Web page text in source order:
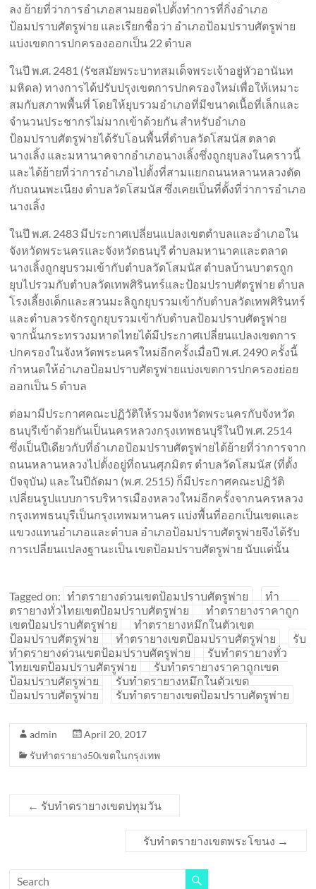
ลง ย้ายที่ว่าการอำเภอสามยอดไปตั้งทำการที่กิ่งอำเภอ
ป้อมปราบศัตรูพ่าย และเรียกชื่อว่า อำเภอป้อมปราบศัตรูพ่าย
แบ่งเขตการปกครองออกเป็น 22 ตำบล
ในปี พ.ศ. 2481 (รัชสมัยพระบาทสมเด็จพระเจ้าอยู่หัวอานันท
มหิดล) ทางการได้ปรับปรุงเขตการปกครองใหม่เพื่อให้เหมาะ
สมกับสภาพพื้นที่ โดยให้ยุบรวมอำเภอที่มีขนาดเนื้อที่เล็กและ
จำนวนประชากรไม่มากเข้าด้วยกัน สำหรับอำเภอ
ป้อมปราบศัตรูพ่ายได้รับโอนพื้นที่ตำบลวัดโสมนัส ตลาด
นางเลิ้ง และมหานาคจากอำเภอนางเลิ้งซึ่งถูกยุบลงในคราวนี้
และได้ย้ายที่ว่าการอำเภอไปตั้งที่สามแยกถนนหลานหลวงตัด
กับถนนพะเนียง ตำบลวัดโสมนัส ซึ่งเคยเป็นที่ตั้งที่ว่าการอำเภอ
นางเลิ้ง
ในปี พ.ศ. 2483 มีประกาศเปลี่ยนแปลงเขตตำบลและอำเภอใน
จังหวัดพระนครและจังหวัดธนบุรี ตำบลมหานาคและตลาด
นางเลิ้งถูกยุบรวมเข้ากับตำบลวัดโสมนัส ตำบลบ้านบาตรถูก
ยุบไปรวมกับตำบลวัดเทพศิรินทร์และป้อมปราบศัตรูพ่าย ตำบล
โรงเลี้ยงเด็กและสวนมะลิถูกยุบรวมเข้ากับตำบลวัดเทพศิรินทร์
และตำบลวรจักรถูกยุบรวมเข้ากับตำบลป้อมปราบศัตรูพ่าย
จากนั้นกระทรวงมหาดไทยได้มีประกาศเปลี่ยนแปลงเขตการ
ปกครองในจังหวัดพระนครใหม่อีกครั้งเมื่อปี พ.ศ. 2490 ครั้งนี้
กำหนดให้อำเภอป้อมปราบศัตรูพ่ายแบ่งเขตการปกครองย่อย
ออกเป็น 5 ตำบล
ต่อมามีประกาศคณะปฏิวัติให้รวมจังหวัดพระนครกับจังหวัด
ธนบุรีเข้าด้วยกันเป็นนครหลวงกรุงเทพธนบุรีในปี พ.ศ. 2514
ซึ่งเป็นปีเดียวกับที่อำเภอป้อมปราบศัตรูพ่ายได้ย้ายที่ว่าการจาก
ถนนหลานหลวงไปตั้งอยู่ที่ถนนศุภมิตร ตำบลวัดโสมนัส (ที่ตั้ง
ปัจจุบัน) และในปีถัดมา (พ.ศ. 2515) ก็มีประกาศคณะปฏิวัติ
เปลี่ยนรูปแบบการบริหารเมืองหลวงใหม่อีกครั้งจากนครหลวง
กรุงเทพธนบุรีเป็นกรุงเทพมหานคร แบ่งพื้นที่ออกเป็นเขตและ
แขวงแทนอำเภอและตำบล อำเภอป้อมปราบศัตรูพ่ายจึงได้รับ
การเปลี่ยนแปลงฐานะเป็น เขตป้อมปราบศัตรูพ่าย นับแต่นั้น
Tagged on: ทำตรายางด่วนเขตป้อมปราบศัตรูพ่าย
ทำ
ตรายางทั่วไทยเขตป้อมปราบศัตรูพ่าย
ทำตรายางราคาถูก
เขตป้อมปราบศัตรูพ่าย
ทำตรายางหมึกในตัวเขต
ป้อมปราบศัตรูพ่าย
ทำตรายางเขตป้อมปราบศัตรูพ่าย
รับ
ทำตรายางด่วนเขตป้อมปราบศัตรูพ่าย
รับทำตรายางทั่ว
ไทยเขตป้อมปราบศัตรูพ่าย
รับทำตรายางราคาถูกเขต
ป้อมปราบศัตรูพ่าย
รับทำตรายางหมึกในตัวเขต
ป้อมปราบศัตรูพ่าย
รับทำตรายางเขตป้อมปราบศัตรูพ่าย
admin
April 20, 2017
รับทำตรายาง50เขตในกรุงเทพ
← รับทำตรายางเขตปทุมวัน
รับทำตรายางเขตพระโขนง →